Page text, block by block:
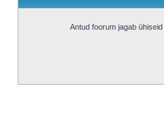
Antud foorum jagab ühiseid